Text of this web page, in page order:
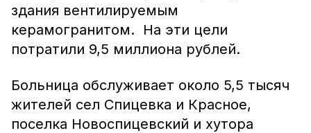
здания вентилируемым
керамогранитом. На эти цели
потратили 9,5 миллиона рублей.
Больница обслуживает около 5,5 тысяч
жителей сел Спицевка и Красное,
поселка Новоспицевский и хутора